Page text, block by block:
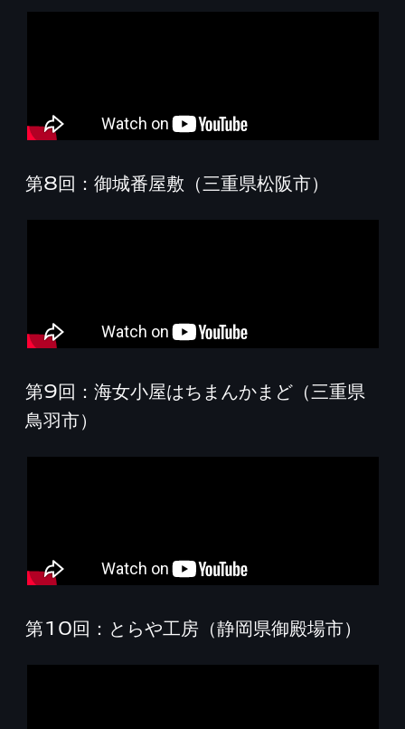
第8回：御城番屋敷（三重県松阪市）
第9回：海女小屋はちまんかまど（三重県
鳥羽市）
第10回：とらや工房（静岡県御殿場市）